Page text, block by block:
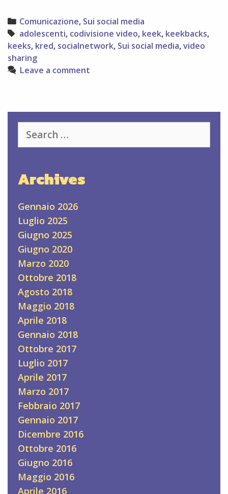
come
si
usa?
di
video
Categories
Comunicazione, Sui social media
Tags
adolescenti, codivisione video, keek, keekbacks,
keeks, kred, socialnetwork, Sui social media,video
sharing
Leave a comment
for:
Archives
Gennaio 2026
Luglio 2025
Giugno 2025
Giugno 2020
Marzo 2020
Ottobre 2018
Agosto 2018
Maggio 2018
Aprile 2018
Gennaio 2018
Ottobre 2017
Luglio 2017
Aprile 2017
Marzo 2017
Febbraio 2017
Gennaio 2017
Dicembre 2016
Ottobre 2016
Giugno 2016
Maggio 2016
Aprile 2016